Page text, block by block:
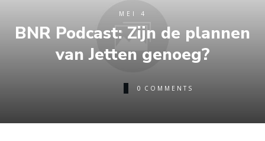
MEI 4
BNR Podcast: Zijn de plannen
van Jetten genoeg?
0 COMMENTS